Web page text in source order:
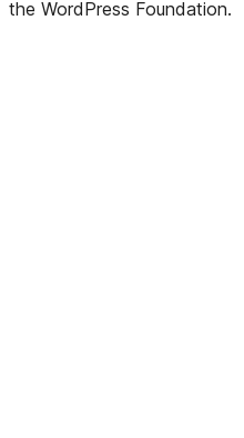
the WordPress Foundation.